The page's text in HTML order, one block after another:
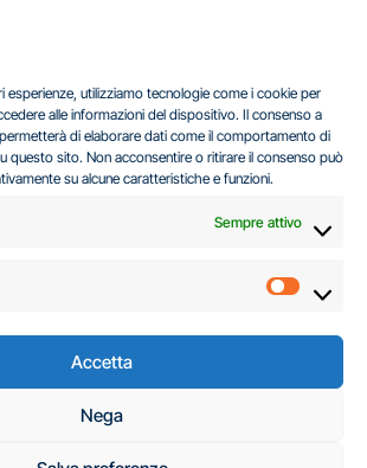
esperienze, utilizziamo tecnologie come i cookie per
alle informazioni del dispositivo. Il consenso a
di elaborare dati come il comportamento di
questo sito. Non acconsentire o ritirare il consenso può
su alcune caratteristiche e funzioni.
Sempre attivo
Accetta
Nega
e Studi Italus © Tutti i diritti riservati
– Centro
e Studi Italus